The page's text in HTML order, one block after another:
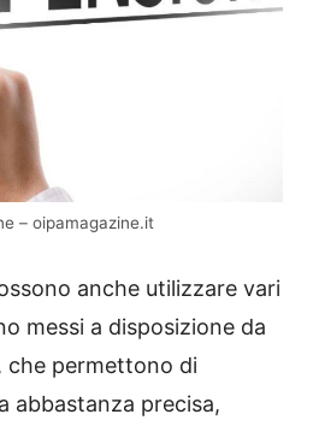
– oipamagazine.it
anche utilizzare vari
messi a disposizione da
che permettono di
abbastanza precisa,